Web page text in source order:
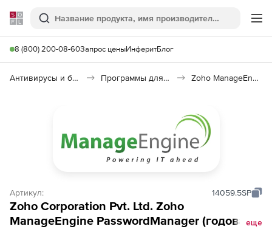
Softline
Поиск
8 (800) 200-08-60Запрос ценыИнферитБлог
Антивирусы и безопасность Программы для защиты информации Zoho ManageEngine PasswordManager
Артикул: 14059.5SP
Zoho Corporation Pvt. Ltd. Zoho
ManageEngine PasswordManager (годоваяеще